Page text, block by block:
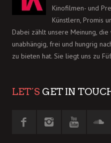
Kinofilmen- und
Künstlern, Promis
Dabei zählt unsere Meinung,
unabhängig, frei und hungrig
zu bieten hat. Sie liegt uns zu
LET´S GET IN